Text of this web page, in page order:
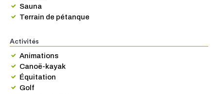
Sauna
Terrain de pétanque
Activités
Animations
Canoë-kayak
Équitation
Golf